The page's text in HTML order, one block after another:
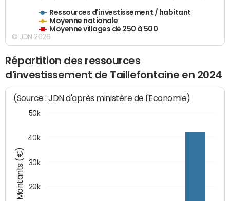
Ressources d'investissement / habitant
Moyenne nationale
Moyenne villages de 250 à 500
© JDN 2026
Répartition des ressources
d'investissement de Taillefontaine en 2024
Montants (€)
(Source : JDN d'après ministère de l'Economie)
20k
30k
40k
50k